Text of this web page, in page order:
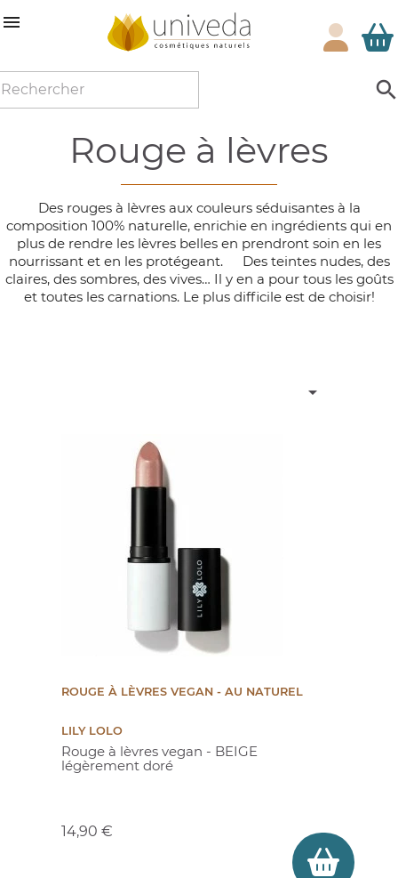

rouge à lèvres
Des rouges à lèvres aux couleurs séduisantes à la
composition 100% naturelle, enrichie en ingrédients qui en
plus de rendre les lèvres belles en prendront soin en les
nourrissant et en les protégeant. Des teintes nudes, des
claires, des sombres, des vives… Il y en a pour tous les goûts
et toutes les carnations. Le plus difficile est de choisir!

ROUGE À LÈVRES VEGAN - AU NATUREL
LILY LOLO
Rouge à lèvres vegan - BEIGE
légèrement doré
14,90 €